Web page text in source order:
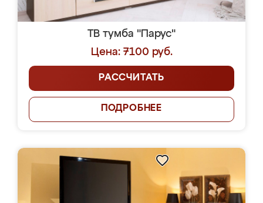
ТВ тумба "Парус"
Цена: 7100 руб.
РАССЧИТАТЬ
ПОДРОБНЕЕ